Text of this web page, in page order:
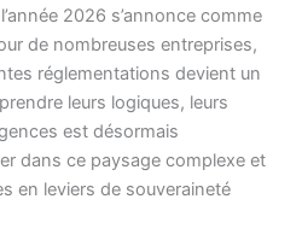
2026 s’annonce comme
de nombreuses entreprises,
réglementations devient un
leurs logiques, leurs
est désormais
dans ce paysage complexe et
en leviers de souveraineté